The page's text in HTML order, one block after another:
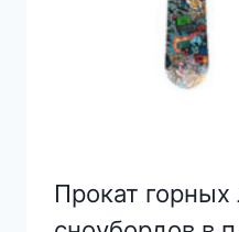
Прокат